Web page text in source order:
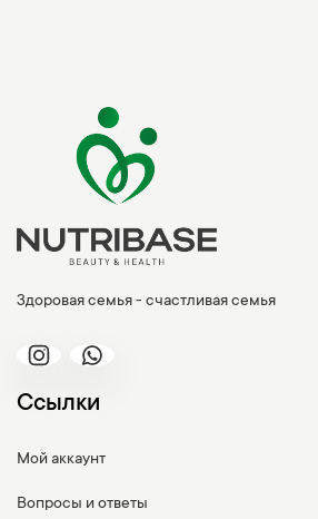
Здоровая семья - счастливая семья
Ссылки
Мой аккаунт
Вопросы и ответы